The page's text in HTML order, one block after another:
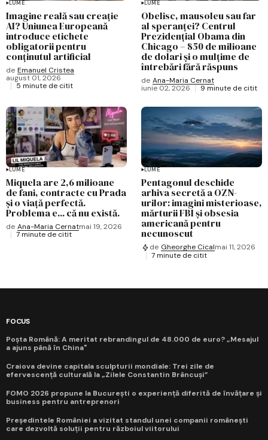
LUME
Imagine reală sau creație
AI? Uniunea Europeană
introduce etichete
obligatorii pentru
conținutul artificial
de Emanuel Cristea
august 01, 2026
5 minute de citit
LUME
Obelisc, mausoleu sau far
al speranței? Centrul
Prezidențial Obama din
Chicago – 850 de milioane
de dolari și o mulțime de
întrebări fără răspuns
de Ana-Maria Cernat
iunie 02, 2026
9 minute de citit
LUME
Miquela are 2,6 milioane
de fani, contracte cu Prada
și o viață perfectă.
Problema e... că nu există.
de Ana-Maria Cernatmai 19, 2026
7 minute de citit
LUME
Pentagonul deschide
arhiva secretă a OZN-
urilor: imagini misterioase,
mărturii FBI și obsesia
americană pentru
necunoscut
de Gheorghe Cicalmai 11, 2026
7 minute de citit
FOCUS
Poșta Română: A meritat rebrandingul de 48.000 de euro? „Mesajul
a ajuns până în China"
Craiova devine capitala sculpturii mondiale: Trei zile de
efervescență culturală la „Zilele Constantin Brâncuși”
FOMO 2026 propune la București o experiență diferită de învățare și
business pentru antreprenori
Președintele României a vizitat standul unei companii românești
care dezvoltă soluții pentru războiul viitorului